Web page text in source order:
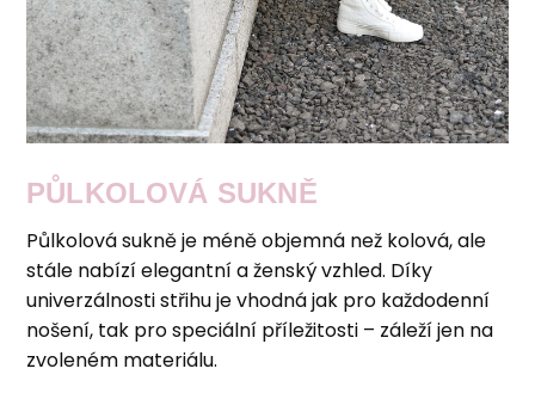
PŮLKOLOVÁ SUKNĚ
Půlkolová sukně je méně objemná než kolová, ale
stále nabízí elegantní a ženský vzhled. Díky
univerzálnosti střihu je vhodná jak pro každodenní
nošení, tak pro speciální příležitosti – záleží jen na
zvoleném materiálu.